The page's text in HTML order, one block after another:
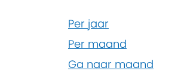
Per jaar
Per maand
Ga naar maand